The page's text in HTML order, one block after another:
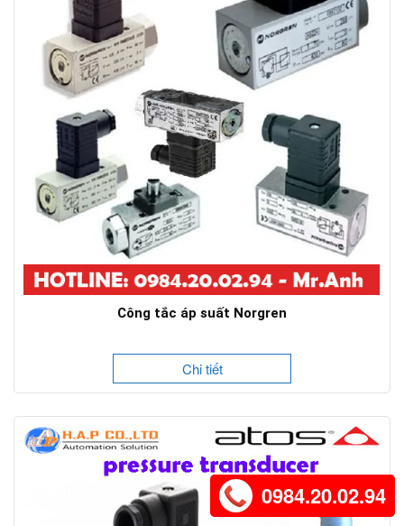
Công tắc áp suất Norgren
Chi tiết
0984.20.02.94